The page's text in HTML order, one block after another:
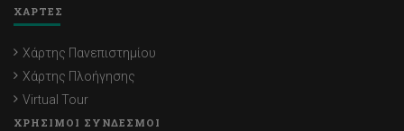
ΧΑΡΤΕΣ
Χάρτης Πανεπιστημίου
Χάρτης Πλοήγησης
Virtual Tour
ΧΡΗΣΙΜΟΙ ΣΥΝΔΕΣΜΟΙ